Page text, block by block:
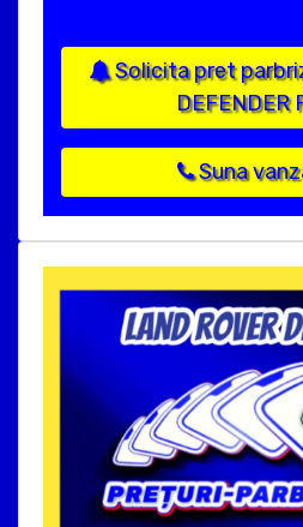
Solicita pret
DEFENDER
Suna